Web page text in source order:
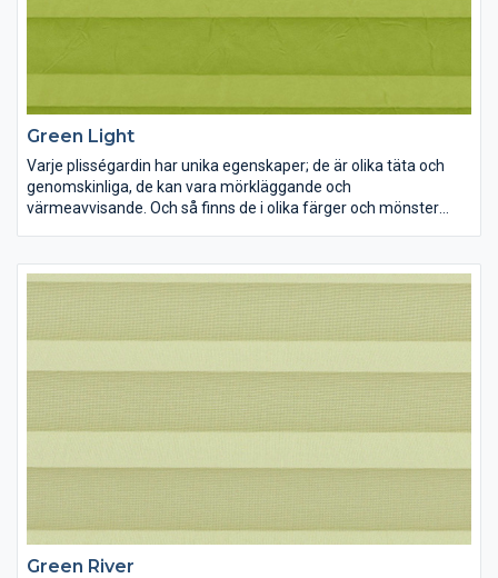
Green Light
Varje plisségardin har unika egenskaper; de är olika täta och
genomskinliga, de kan vara mörkläggande och
värmeavvisande. Och så finns de i olika färger och mönster
Green River